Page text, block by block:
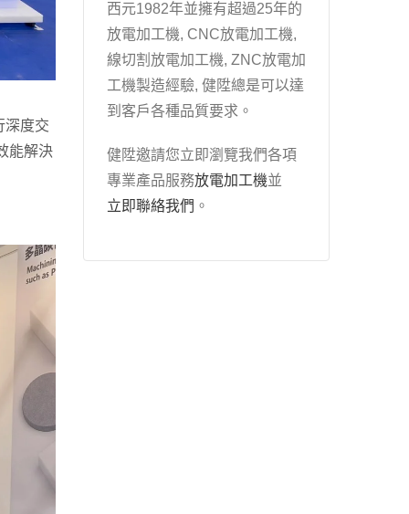
深度交
能解決
西元1982年並擁有超過25年的
放電加工機, CNC放電加工機,
線切割放電加工機, ZNC放電加
工機製造經驗, 健陞總是可以達
到客戶各種品質要求。
健陞邀請您立即瀏覽我們各項
專業產品服務放電加工機並
立即聯絡我們 。